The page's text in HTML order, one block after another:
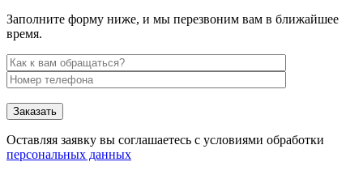
Заполните форму ниже, и мы перезвоним вам в ближайшее
время.
Заказать
Оставляя заявку вы соглашаетесь с условиями обработки
персональных данных